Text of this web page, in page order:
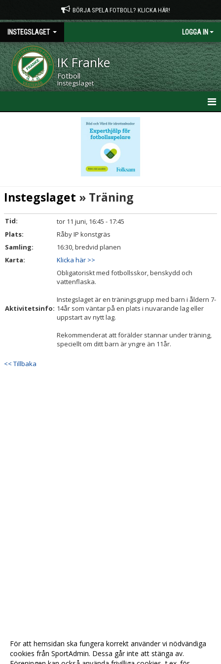
BÖRJA SPELA FOTBOLL? KLICKA HÄR!
INSTEGSLAGET LOGGA IN
IK Franke
Fotboll
Instegslaget
DOKUMENT
Instegslaget » Träning
Tid:
tor 11 juni, 16:45 - 17:45
Plats:
Råby IP konstgräs
Samling:
16:30, bredvid planen
Karta:
Klicka här >>
Aktivitetsinfo:
Obligatoriskt med fotbollsskor, benskydd och
vattenflaska.
Instegslaget är en träningsgrupp med barn i åldern 7-
14år som väntar på en plats i nuvarande lag eller
uppstart av nytt lag.
Rekommenderat att förälder stannar under träning,
speciellt om ditt barn är yngre än 11år.
<< Tillbaka
För att hemsidan ska fungera korrekt använder vi nödvändiga
cookies från SportAdmin. Dessa går inte att stänga av.